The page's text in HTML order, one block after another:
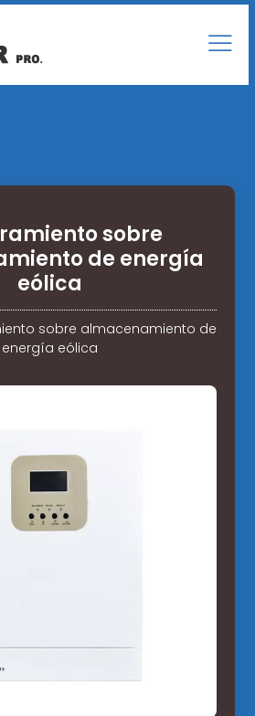
sobre
de energía
eólica
sobre almacenamiento de
energía eólica